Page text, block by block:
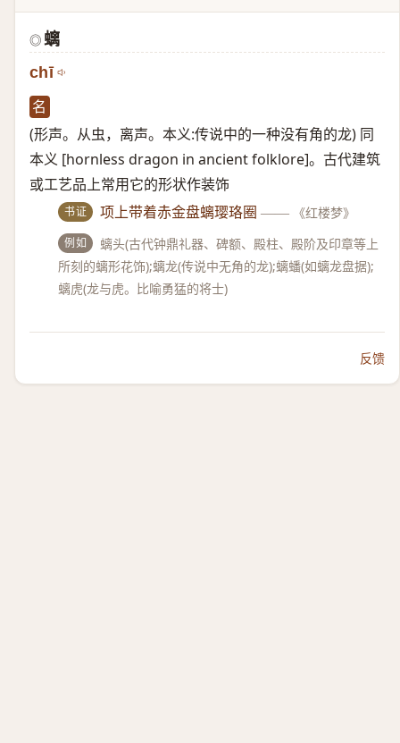
◎ 螭
chī
名
(形声。从虫，离声。本义:传说中的一种没有角的龙) 同
本义 [hornless dragon in ancient folklore]。古代建筑
或工艺品上常用它的形状作装饰
书证 项上带着赤金盘螭璎珞圈 —— 《红楼梦》
例如
螭头(古代钟鼎礼器、碑额、殿柱、殿阶及印章等上
所刻的螭形花饰);螭龙(传说中无角的龙);螭蟠(如螭龙盘据);
螭虎(龙与虎。比喻勇猛的将士)
反馈